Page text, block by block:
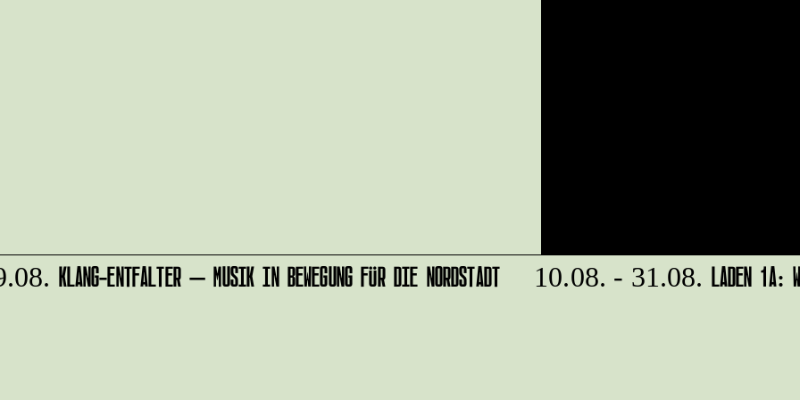
KLANG-ENTFALTER – MUSIK IN BEWEGUNG FÜR DIE NORDSTADT 10.08. - 31.08.LADEN 1A: